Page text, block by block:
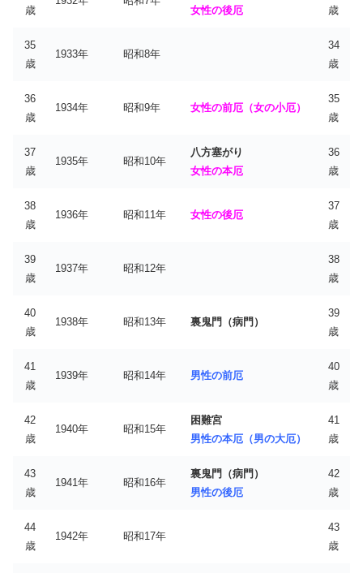
歳
女性の後厄
歳
35
歳
1933年 昭和8年
34
歳
36
歳
1934年 昭和9年 女性の前厄（女の小厄）
35
歳
37
歳
1935年 昭和10年
八方塞がり
女性の本厄
36
歳
38
歳
1936年 昭和11年 女性の後厄
37
歳
39
歳
1937年 昭和12年
38
歳
40
歳
1938年 昭和13年 裏鬼門（病門）
39
歳
41
歳
1939年 昭和14年 男性の前厄
40
歳
42
歳
1940年 昭和15年
困難宮
男性の本厄（男の大厄）
41
歳
43
歳
1941年 昭和16年
裏鬼門（病門）
男性の後厄
42
歳
44
歳
1942年 昭和17年
43
歳